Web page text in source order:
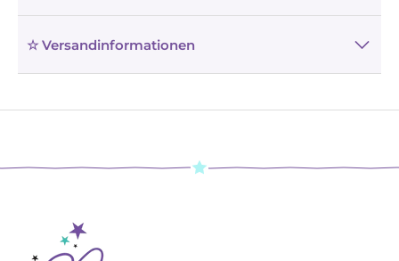
☆ Versandinformationen